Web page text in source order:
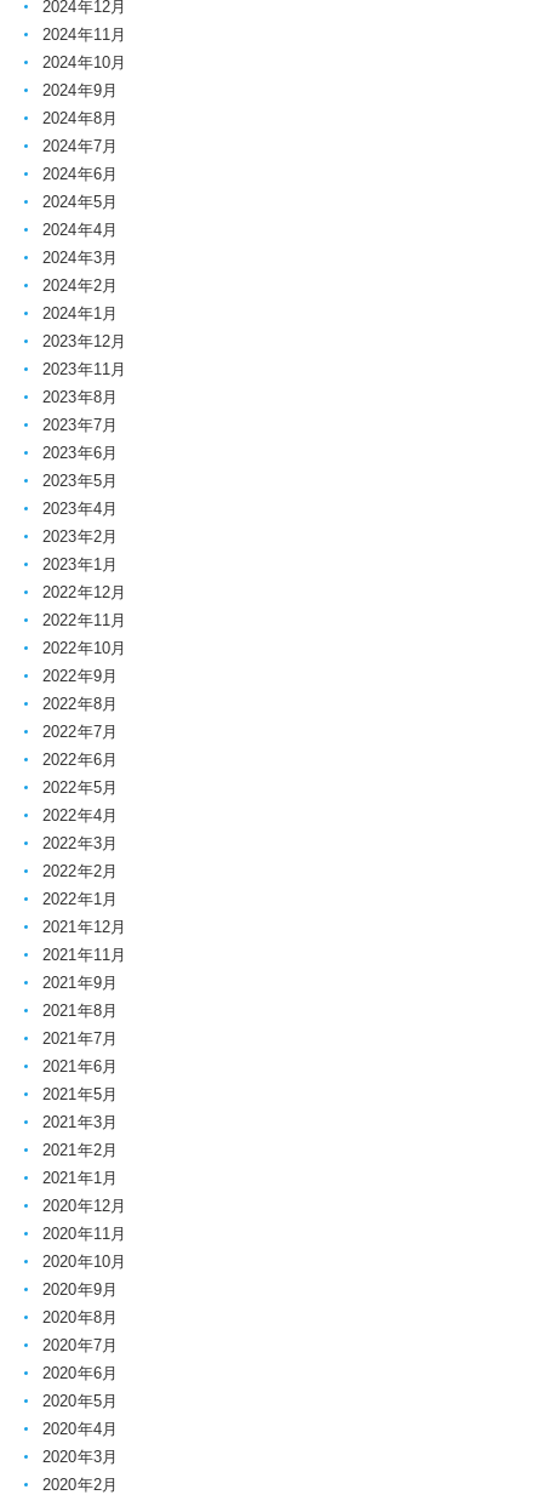
2024年12月
2024年11月
2024年10月
2024年9月
2024年8月
2024年7月
2024年6月
2024年5月
2024年4月
2024年3月
2024年2月
2024年1月
2023年12月
2023年11月
2023年8月
2023年7月
2023年6月
2023年5月
2023年4月
2023年2月
2023年1月
2022年12月
2022年11月
2022年10月
2022年9月
2022年8月
2022年7月
2022年6月
2022年5月
2022年4月
2022年3月
2022年2月
2022年1月
2021年12月
2021年11月
2021年9月
2021年8月
2021年7月
2021年6月
2021年5月
2021年3月
2021年2月
2021年1月
2020年12月
2020年11月
2020年10月
2020年9月
2020年8月
2020年7月
2020年6月
2020年5月
2020年4月
2020年3月
2020年2月